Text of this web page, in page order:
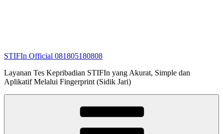
STIFIn Official 081805180808
Layanan Tes Kepribadian STIFIn yang Akurat, Simple dan
Aplikatif Melalui Fingerprint (Sidik Jari)